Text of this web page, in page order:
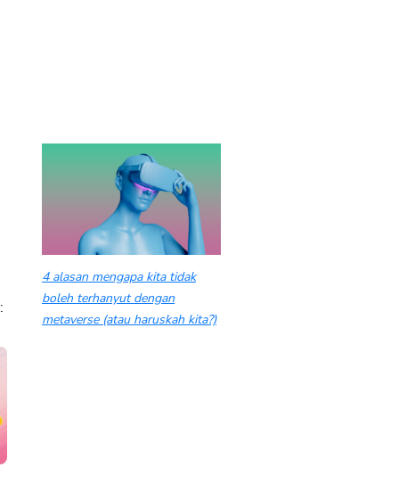
4 alasan mengapa kita tidak
boleh terhanyut dengan
metaverse (atau haruskah kita?)